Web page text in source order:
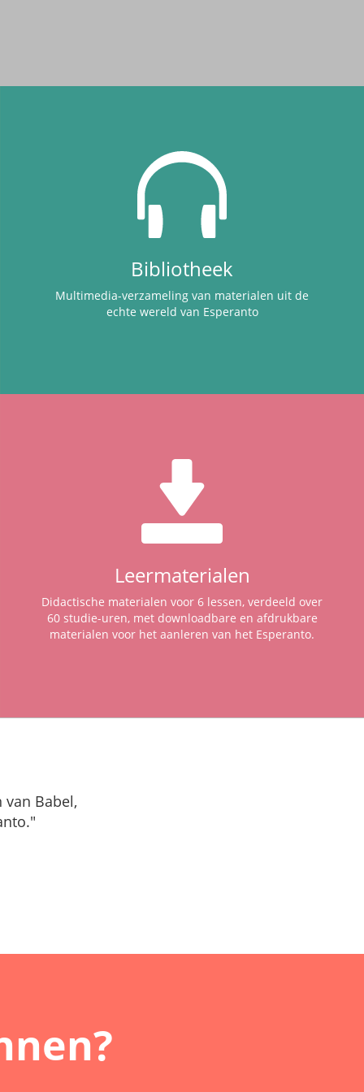
Bibliotheek
Multimedia-verzameling van materialen uit de
echte wereld van Esperanto
Leermaterialen
Didactische materialen voor 6 lessen, verdeeld over
60 studie-uren, met downloadbare en afdrukbare
materialen voor het aanleren van het Esperanto.
Babel,